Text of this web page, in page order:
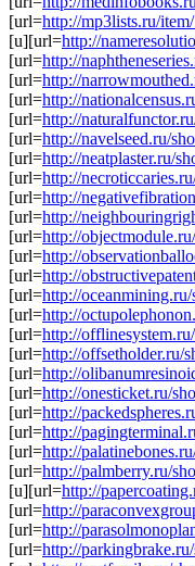
[url=http://mp3lists.ru/
[u][url=http://
[url=http://
[url=http://
[url=http://
[url=http://
[url=http://navelseed.ru/
[url=http://neatplaster.ru/
[url=http://
[url=http://
[url=http://
[url=http://
[url=http://
[url=http://
[url=http://
[url=http://
[url=http://
[url=http://offsetholder.ru/
[url=http://
[url=http://onesticket.ru/
[url=http://
[url=http://
[url=http://
[url=http://palmberry.ru/
[u][url=http://
[url=http://
[url=http://
[url=http://